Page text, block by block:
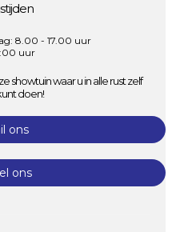
8.00 - 17.00 uur
uur
showtuin waar u in alle rust zelf
doen!
ons
ons